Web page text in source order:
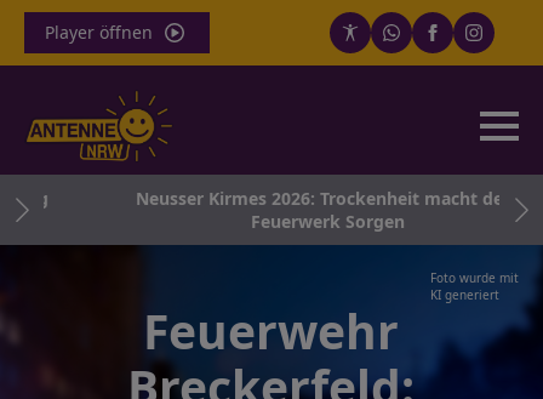
Player öffnen
Neusser Kirmes 2026: Trockenheit macht dem
Feuerwerk Sorgen
Foto wurde mit
KI generiert
Feuerwehr